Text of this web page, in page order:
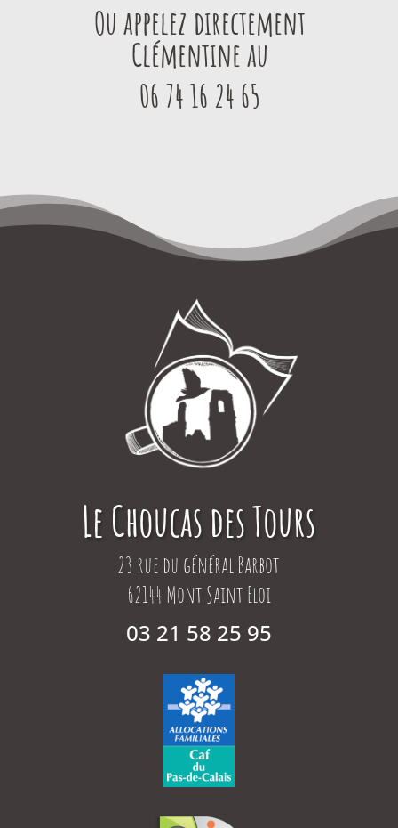
Ou appelez directement
Clémentine au
06 74 16 24 65
Le Choucas des Tours
23 rue du général Barbot
62144 Mont Saint Eloi
03 21 58 25 95